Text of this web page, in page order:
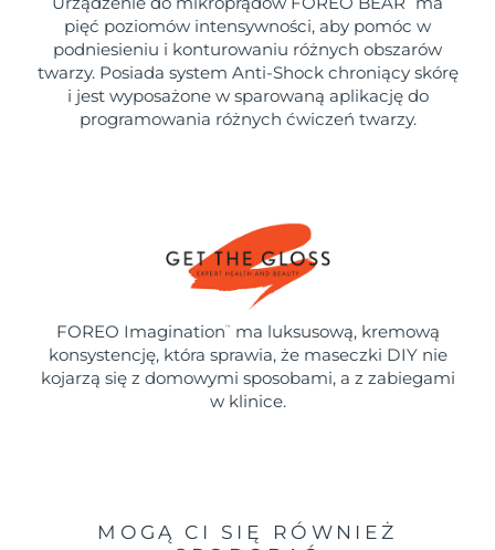
pięć poziomów intensywności, aby pomóc w
podniesieniu i konturowaniu różnych obszarów
twarzy. Posiada system Anti-Shock chroniący skórę
i jest wyposażone w sparowaną aplikację do
programowania różnych ćwiczeń twarzy.
FOREO Imagination ™
ma luksusową, kremową
konsystencję, która sprawia, że maseczki DIY nie
kojarzą się z domowymi sposobami, a z zabiegami
w klinice.
MOGĄ CI SIĘ RÓWNIEŻ